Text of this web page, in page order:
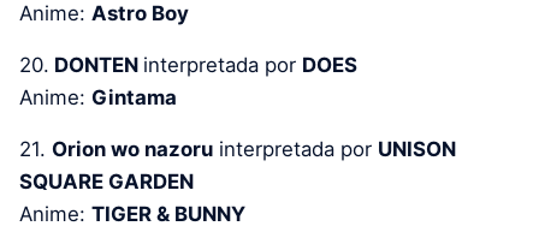
Anime: Astro Boy
20. DONTEN interpretada por DOES
Anime: Gintama
21. Orion wo nazoru interpretada por UNISON
SQUARE GARDEN
Anime: TIGER & BUNNY